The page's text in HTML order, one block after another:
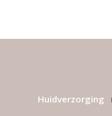
Huidverzorging